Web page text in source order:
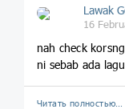
Lawak
16
nah check
ni sebab ada
Читать полностью…